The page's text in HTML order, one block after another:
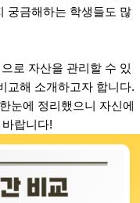
궁금해하는 학생들도 많
로 자산을 관리할 수 있
교해 소개하고자 합니다.
눈에 정리했으니 자신에
랍니다!